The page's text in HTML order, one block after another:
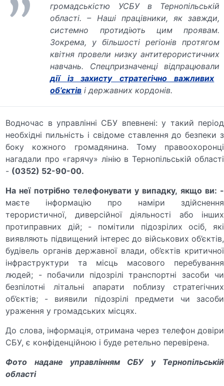
громадськістю УСБУ в Тернопільській
області. – Наші працівники, як завжди,
системно протидіють цим проявам.
Зокрема, у більшості регіонів протягом
квітня провели низку антитерористичних
навчань. Спецпризначенці відпрацювали
дії із захисту стратегічно важливих
об’єктів і державних кордонів.
Водночас в управлінні СБУ впевнені: у такий період
необхідні пильність і свідоме ставлення до безпеки з
боку кожного громадянина. Тому правоохоронці
нагадали про «гарячу» лінію в Тернопільській області
- (0352) 52-90-00.
На неї потрібно телефонувати у випадку, якщо ви: -
маєте інформацію про наміри здійснення
терористичної, диверсійної діяльності або інших
протиправних дій;
- помітили підозрілих осіб, які
виявляють підвищений інтерес до військових об’єктів,
будівель органів державної влади, об’єктів критичної
інфраструктури та місць масового перебування
людей; - побачили підозрілі транспортні засоби чи
безпілотні літальні апарати поблизу стратегічних
об’єктів;
- виявили підозрілі предмети чи засоби
ураження у громадських місцях.
До слова, інформація, отримана через телефон довіри
СБУ, є конфіденційною і буде ретельно перевірена.
Фото надане управлінням СБУ у Тернопільській
області